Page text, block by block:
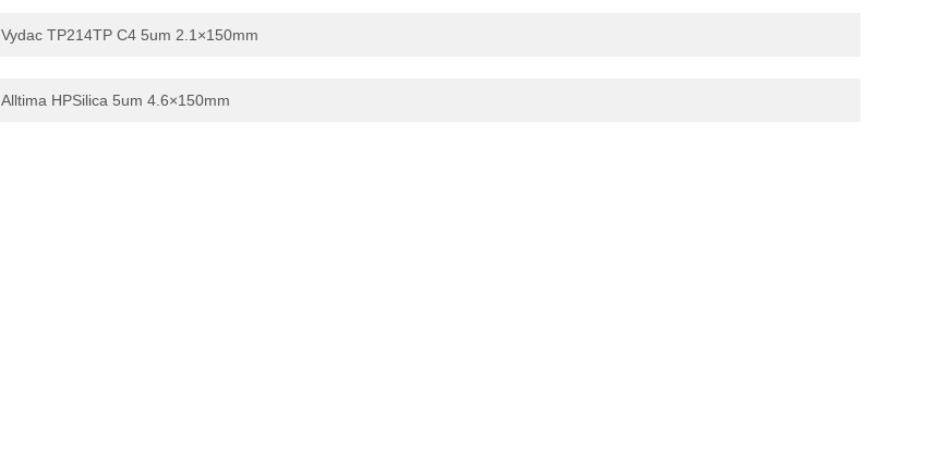
Vydac TP214TP C4 5um 2.1×150mm
Alltima HPSilica 5um 4.6×150mm